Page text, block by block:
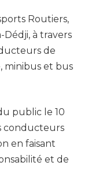
Routiers,
Dédji, à travers
de
minibus et bus
public le 10
conducteurs
en faisant
et de